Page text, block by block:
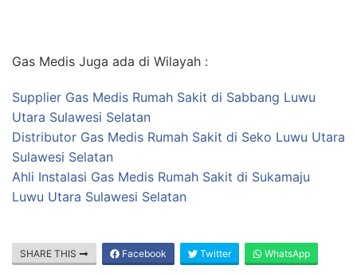
Gas Medis Juga ada di Wilayah :
Supplier Gas Medis Rumah Sakit di Sabbang Luwu
Utara Sulawesi Selatan
Distributor Gas Medis Rumah Sakit di Seko Luwu Utara
Sulawesi Selatan
Ahli Instalasi Gas Medis Rumah Sakit di Sukamaju
Luwu Utara Sulawesi Selatan
SHARE THIS Facebook Twitter WhatsApp